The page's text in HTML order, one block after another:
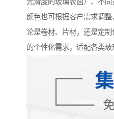
光滑度的玻璃表面）、不同
颜色也可根据客户需求调
论是卷材、片材，还是定
的个性化需求，适配各类玻